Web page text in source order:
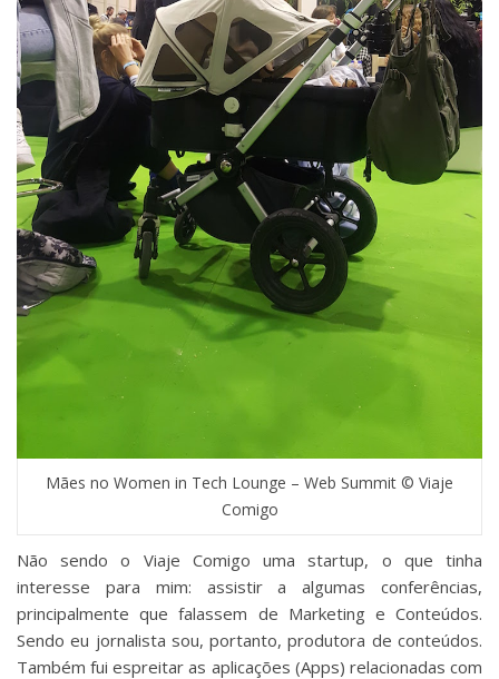
Mães no Women in Tech Lounge – Web Summit © Viaje
Comigo
Não sendo o Viaje Comigo uma startup, o que tinha
interesse para mim: assistir a algumas conferências,
principalmente que falassem de Marketing e Conteúdos.
Sendo eu jornalista sou, portanto, produtora de conteúdos.
Também fui espreitar as aplicações (Apps) relacionadas com